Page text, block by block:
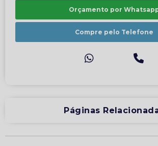
Orçamento por
Compre pelo Telefone
Páginas